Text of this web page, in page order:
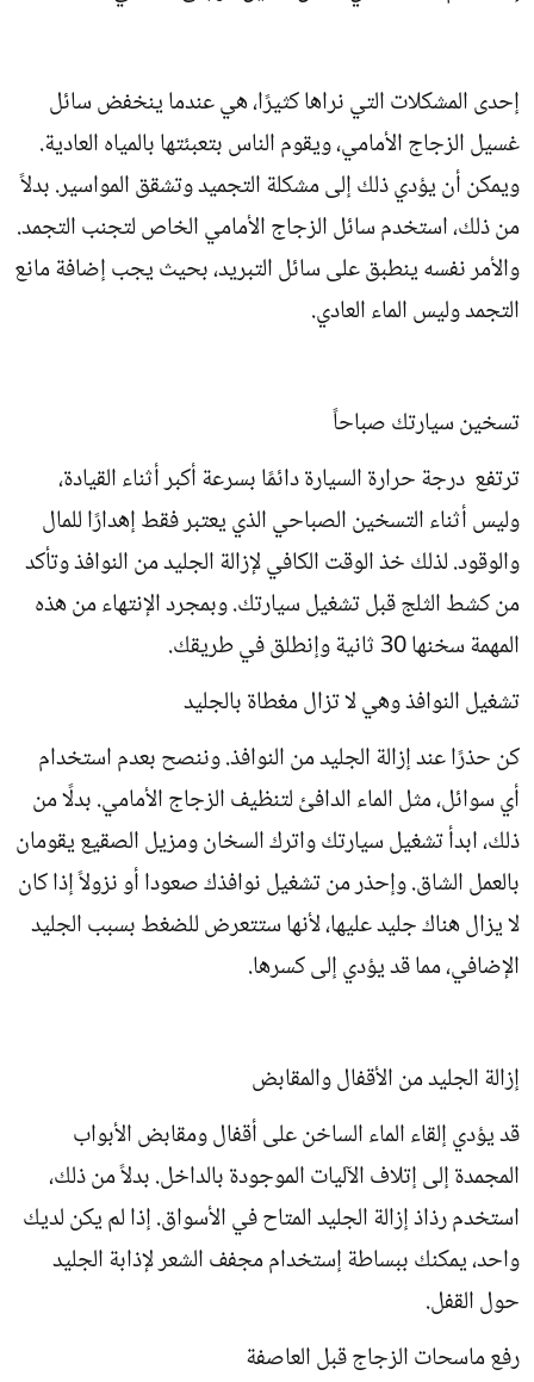
إحدى المشكلات التي نراها كثيرًا، هي عندما ينخفض سائل
غسيل الزجاج الأمامي، ويقوم الناس بتعبئتها بالمياه العادية.
ويمكن أن يؤدي ذلك إلى مشكلة التجميد وتشقق المواسير. بدلاً
من ذلك، استخدم سائل الزجاج الأمامي الخاص لتجنب التجمد.
والأمر نفسه ينطبق على سائل التبريد، بحيث يجب إضافة مانع
التجمد وليس الماء العادي.
تسخين سيارتك صباحاً
ترتفع درجة حرارة السيارة دائمًا بسرعة أكبر أثناء القيادة،
وليس أثناء التسخين الصباحي الذي يعتبر فقط إهدارًا للمال
والوقود. لذلك خذ الوقت الكافي لإزالة الجليد من النوافذ وتأكد
من كشط الثلج قبل تشغيل سيارتك. وبمجرد الإنتهاء من هذه
المهمة سخنها 30 ثانية وإنطلق في طريقك.
تشغيل النوافذ وهي لا تزال مغطاة بالجليد
كن حذرًا عند إزالة الجليد من النوافذ. وننصح بعدم استخدام
أي سوائل، مثل الماء الدافئ لتنظيف الزجاج الأمامي. بدلًا من
ذلك، ابدأ تشغيل سيارتك واترك السخان ومزيل الصقيع يقومان
بالعمل الشاق. وإحذر من تشغيل نوافذك صعودا أو نزولاً إذا كان
لا يزال هناك جليد عليها، لأنها ستتعرض للضغط بسبب الجليد
الإضافي، مما قد يؤدي إلى كسرها.
إزالة الجليد من الأقفال والمقابض
قد يؤدي إلقاء الماء الساخن على أقفال ومقابض الأبواب
المجمدة إلى إتلاف الآليات الموجودة بالداخل. بدلاً من ذلك،
استخدم رذاذ إزالة الجليد المتاح في الأسواق. إذا لم يكن لديك
واحد، يمكنك ببساطة إستخدام مجفف الشعر لإذابة الجليد
حول القفل.
رفع ماسحات الزجاج قبل العاصفة